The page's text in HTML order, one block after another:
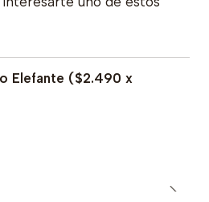
Elefante ($2.490 x